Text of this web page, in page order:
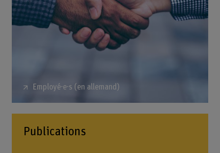
Employé·e·s (en allemand)
Publications